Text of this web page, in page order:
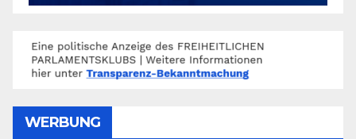
WERBUNG